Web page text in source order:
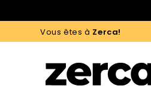
Vous êtes à Zerca!